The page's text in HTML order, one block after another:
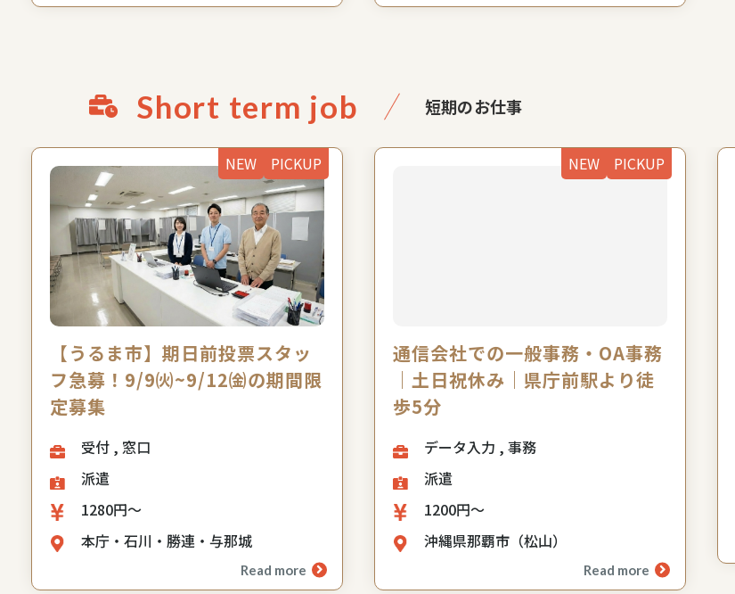
Short term job 短期のお仕事
NEW PICKUP
【うるま市】期日前投票スタッ
フ急募！9/9㈫~9/12㈮の期間限
定募集
受付 , 窓口
派遣
1280円～
本庁・石川・勝連・与那城
Read more
NEW PICKUP
通信会社での一般事務・OA事務
｜土日祝休み｜県庁前駅より徒
歩5分
データ入力 , 事務
派遣
1200円～
沖縄県那覇市（松山）
Read more